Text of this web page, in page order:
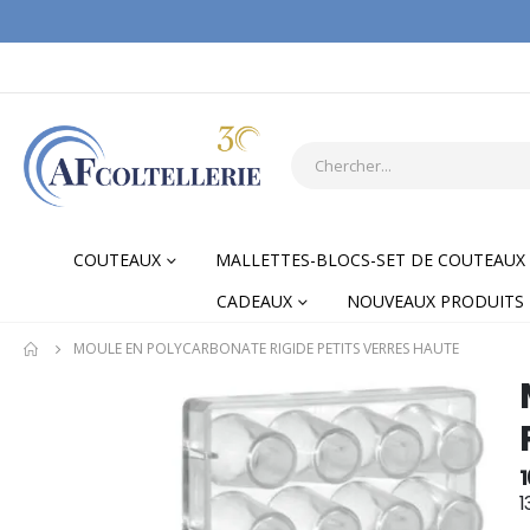
COUTEAUX MALLETTES-BLOCS-SET DE COUTEAUX
CADEAUX
NOUVEAUX PRODUITS
MOULE EN POLYCARBONATE RIGIDE PETITS VERRES HAUTE
Skip